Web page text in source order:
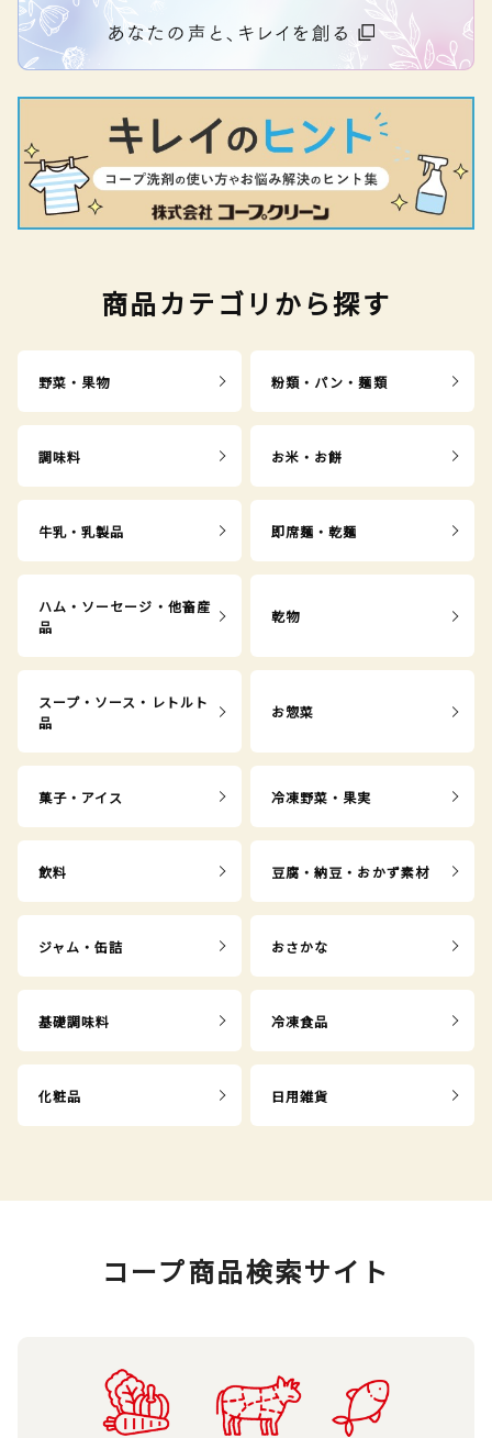
商品カテゴリから探す
野菜・果物 粉類・パン・麺類
調味料 お米・お餅
牛乳・乳製品 即席麺・乾麺
ハム・ソーセージ・他畜産
品
乾物
スープ・ソース・レトルト
品
お惣菜
菓子・アイス 冷凍野菜・果実
飲料 豆腐・納豆・おかず素材
ジャム・缶詰 おさかな
基礎調味料 冷凍食品
化粧品 日用雑貨
コープ商品検索サイト